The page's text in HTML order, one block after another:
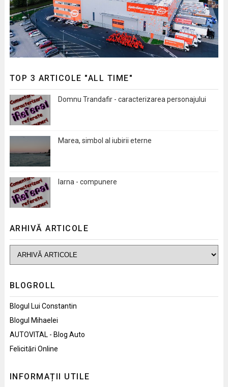
TOP 3 ARTICOLE "ALL TIME"
Domnu Trandafir - caracterizarea personajului
Marea, simbol al iubirii eterne
Iarna - compunere
ARHIVĂ ARTICOLE
BLOGROLL
Blogul Lui Constantin
Blogul Mihaelei
AUTOVITAL - Blog Auto
Felicitări Online
INFORMAȚII UTILE